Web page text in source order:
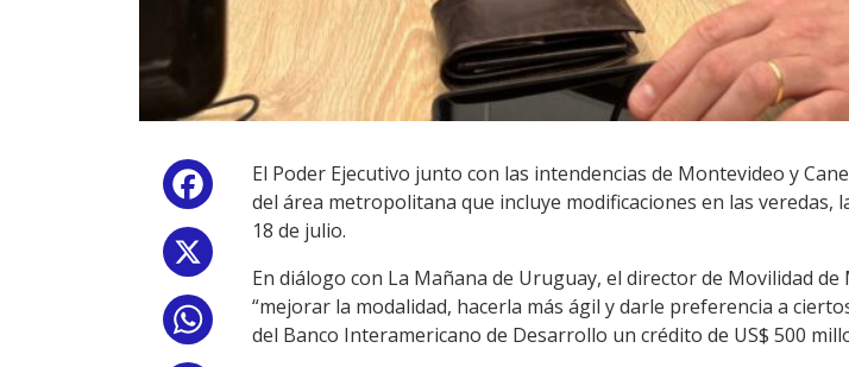
Facebook
WhatsApp
El Poder Ejecutivo junto con las intendencias de Montevideo y
del área metropolitana que incluye modificaciones en las veredas,
18 de julio.
En diálogo con La Mañana de Uruguay, el director de Movilidad
“mejorar la modalidad, hacerla más ágil y darle preferencia a
del Banco Interamericano de Desarrollo un crédito de US$ 500